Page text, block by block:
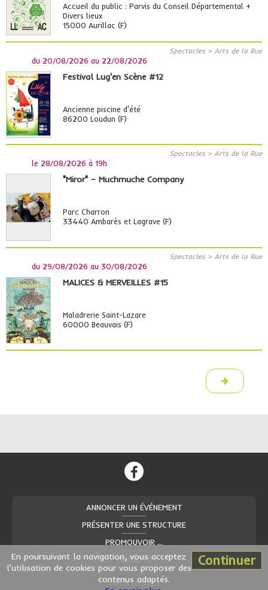
Accueil du public : Parvis du Conseil Départemental +
Divers lieux
15000 Aurillac (F)
Spectacles > Arts de la Rue
du 20/08/2026 au 22/08/2026
Festival Lug'en Scène #12
Ancienne piscine d'été
86200 Loudun (F)
Spectacles > Arts de la Rue
le 28/08/2026 à 19h
"Miror" – Muchmuche Company
Parc Charron
33440 Ambarès et Lagrave (F)
Spectacles > Arts de la Rue
du 29/08/2026 au 30/08/2026
MALICES & MERVEILLES #15
Maladrerie Saint-Lazare
60000 Beauvais (F)
ANNONCER UN ÉVÉNEMENT
PRÉSENTER UNE STRUCTURE
PROMOUVOIR ...
PUBLICITÉ
INFOS LÉGALES
Continuer
En poursuivant la navigation, vous acceptez
l'utilisation de cookies pour vous proposer des
contenus adaptés.